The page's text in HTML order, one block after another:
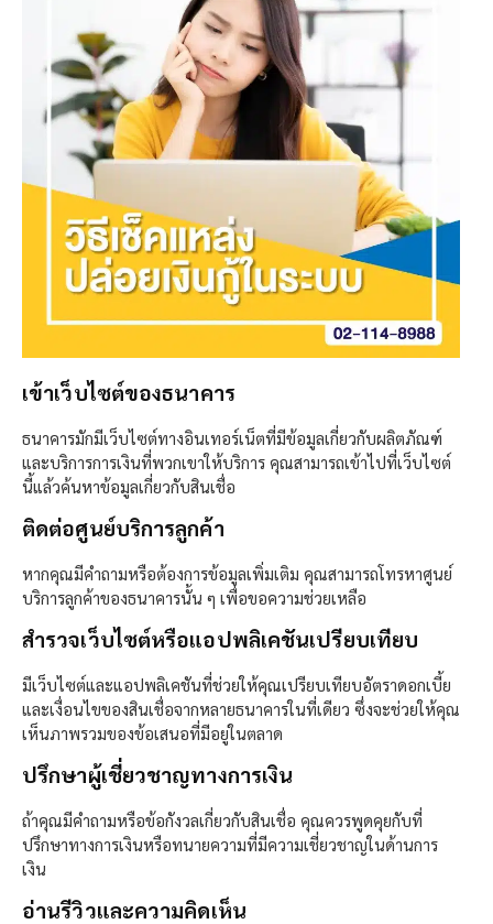
เข้าเว็บไซต์ของธนาคาร
ธนาคารมักมีเว็บไซต์ทางอินเทอร์เน็ตที่มีข้อมูลเกี่ยวกับผลิตภัณฑ์
และบริการการเงินที่พวกเขาให้บริการ คุณสามารถเข้าไปที่เว็บไซต์
นี้แล้วค้นหาข้อมูลเกี่ยวกับสินเชื่อ
ติดต่อศูนย์บริการลูกค้า
หากคุณมีคำถามหรือต้องการข้อมูลเพิ่มเติม คุณสามารถโทรหาศูนย์
บริการลูกค้าของธนาคารนั้น ๆ เพื่อขอความช่วยเหลือ
สำรวจเว็บไซต์หรือแอปพลิเคชันเปรียบเทียบ
มีเว็บไซต์และแอปพลิเคชันที่ช่วยให้คุณเปรียบเทียบอัตราดอกเบี้ย
และเงื่อนไขของสินเชื่อจากหลายธนาคารในที่เดียว ซึ่งจะช่วยให้คุณ
เห็นภาพรวมของข้อเสนอที่มีอยู่ในตลาด
ปรึกษาผู้เชี่ยวชาญทางการเงิน
ถ้าคุณมีคำถามหรือข้อกังวลเกี่ยวกับสินเชื่อ คุณควรพูดคุยกับที่
ปรึกษาทางการเงินหรือทนายความที่มีความเชี่ยวชาญในด้านการ
เงิน
อ่านรีวิวและความคิดเห็น